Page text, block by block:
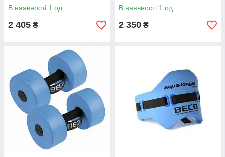
В наявності 1 од.
2 405 ₴
В наявності 1 од.
2 350 ₴